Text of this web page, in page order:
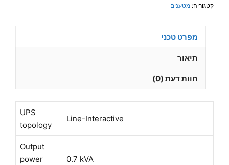
קטגוריה: מטענים
מפרט טכני
תיאור
חוות דעת (0)
UPS
topology
Line-Interactive
Output
power
0.7 kVA